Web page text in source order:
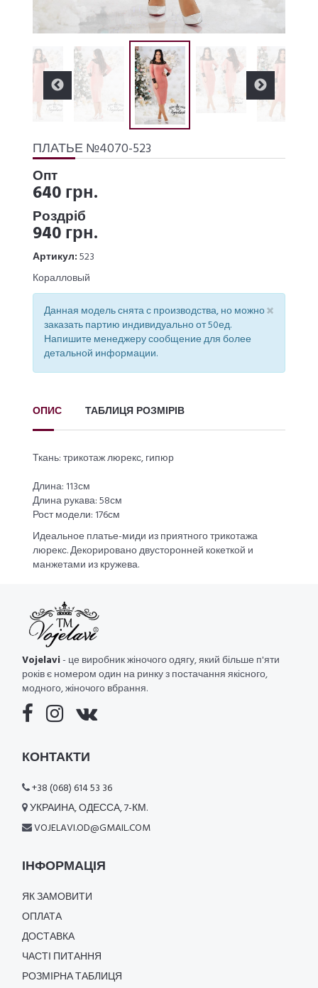
ПЛАТЬЕ №4070-523
Опт
640 грн.
Роздріб
940 грн.
Артикул:523
Коралловый
×
Данная модель снята с производства, но можно
заказать партию индивидуально от 50ед.
Напишите менеджеру сообщение для более
детальной информации.
ОПИС ТАБЛИЦЯ РОЗМІРІВ
Ткань: трикотаж люрекс, гипюр
Длина: 113см
Длина рукава: 58см
Рост модели: 176см
Идеальное платье-миди из приятного трикотажа
люрекс. Декорировано двусторонней кокеткой и
манжетами из кружева.
Vojelavi- це виробник жіночого одягу, який більше п'яти
років є номером один на ринку з постачання якісного,
модного, жіночого вбрання.
КОНТАКТИ
+38 (068) 614 53 36
УКРАИНА, ОДЕССА, 7-КМ.
VOJELAVI.OD@GMAIL.COM
ІНФОРМАЦІЯ
ЯК ЗАМОВИТИ
ОПЛАТА
ДОСТАВКА
ЧАСТІ ПИТАННЯ
РОЗМІРНА ТАБЛИЦЯ